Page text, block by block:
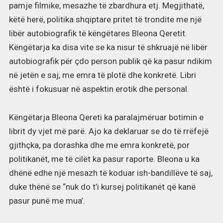
pamje filmike, mesazhe të zbardhura etj. Megjithatë,
këtë herë, politika shqiptare pritet të trondite me një
libër autobiografik të këngëtares Bleona Qeretit.
Këngëtarja ka disa vite se ka nisur të shkruajë në libër
autobiografik për çdo person publik që ka pasur ndikim
në jetën e saj, me emra të plotë dhe konkretë. Libri
është i fokusuar në aspektin erotik dhe personal.
Këngëtarja Bleona Qereti ka paralajmëruar botimin e
librit dy vjet më parë. Ajo ka deklaruar se do të rrëfejë
gjithçka, pa dorashka dhe me emra konkretë, por
politikanët, me të cilët ka pasur raporte. Bleona u ka
dhënë edhe një mesazh të koduar ish-bandillëve të saj,
duke thënë se “nuk do t’i kursej politikanët që kanë
pasur punë me mua’.